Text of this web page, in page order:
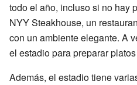
todo el año, incluso si no hay
NYY Steakhouse, un
con un ambiente elegante. A
el estadio para preparar
Además, el estadio tiene